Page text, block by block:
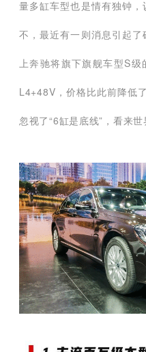
量多缸车型也是情有独钟
不，最近有一则消息引起
上奔驰将旗下旗舰车型S
L4+48V，价格比此前降低
忽视了“6缸是底线”，看来世